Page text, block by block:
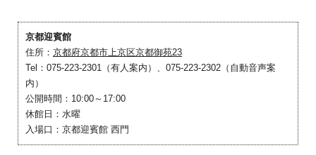
京都迎賓館
住所： 京都府京都市上京区京都御苑23
Tel：075-223-2301（有人案内）、075-223-2302（自動音声案
内）
公開時間：10:00～17:00
休館日：水曜
入場口：京都迎賓館 西門